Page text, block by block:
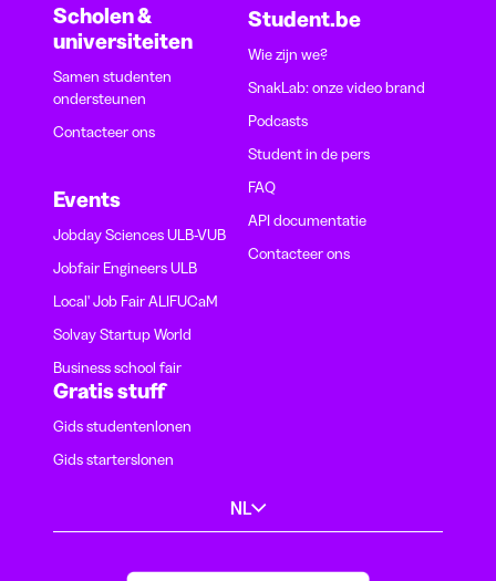
Scholen &
universiteiten
Samen studenten
ondersteunen
Contacteer ons
Events
Jobday Sciences ULB-VUB
Jobfair Engineers ULB
Local' Job Fair ALIFUCaM
Solvay Startup World
Business school fair
Student.be
Wie zijn we?
SnakLab: onze video brand
Podcasts
Student in de pers
FAQ
API documentatie
Contacteer ons
Gratis stuff
Gids studentenlonen
Gids starterslonen
NL